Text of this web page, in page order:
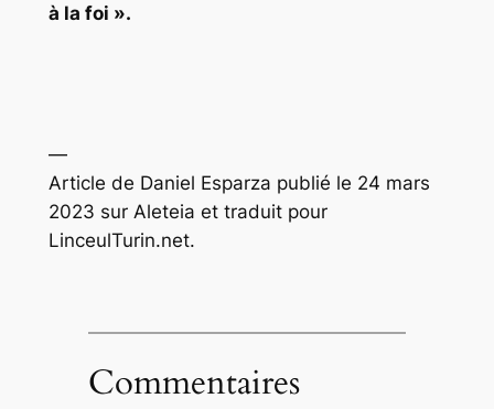
à la foi ».
—
Article de Daniel Esparza publié le 24 mars
2023 sur Aleteia et traduit pour
LinceulTurin.net.
Commentaires